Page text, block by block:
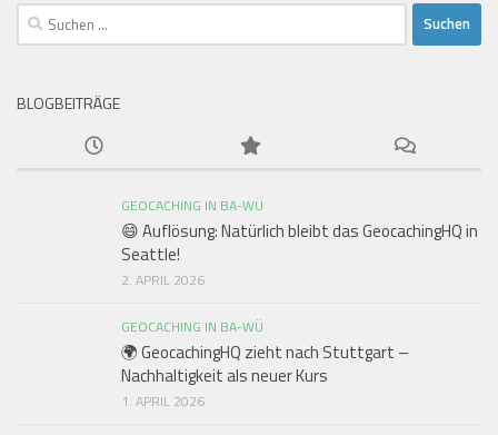
Suchen
nach:
BLOGBEITRÄGE
GEOCACHING IN BA-WÜ
😄 Auflösung: Natürlich bleibt das GeocachingHQ in
Seattle!
2. APRIL 2026
GEOCACHING IN BA-WÜ
🌍 GeocachingHQ zieht nach Stuttgart –
Nachhaltigkeit als neuer Kurs
1. APRIL 2026